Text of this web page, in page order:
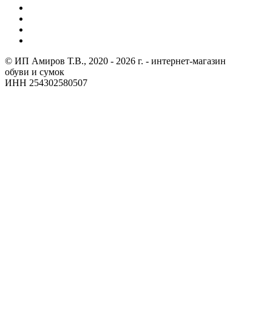
© ИП Амиров Т.В., 2020 - 2026 г. - интернет-магазин
обуви и сумок
ИНН 254302580507